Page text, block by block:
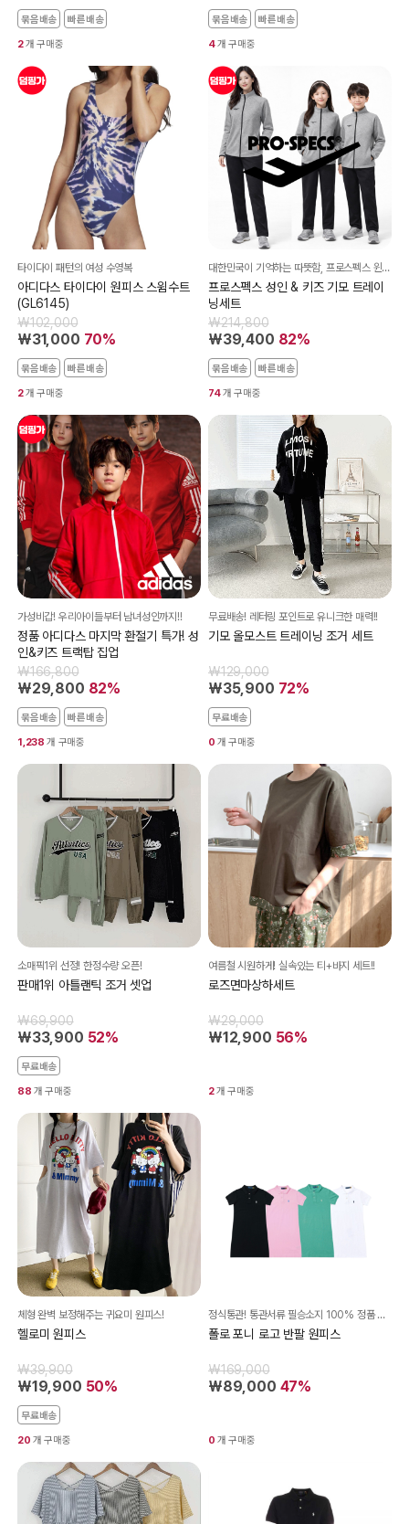
묶음배송 빠른배송
2개 구매중
묶음배송 빠른배송
4개 구매중
타이다이 패턴의 여성 수영복
아디다스 타이다이 원피스 스윔수트
(GL6145)
₩102,000
₩31,000 70%
묶음배송 빠른배송
2개 구매중
대한민국이 기억하는 따뜻함, 프로스펙스 윈터 트레이닝
프로스펙스 성인 & 키즈 기모 트레이
닝세트
₩214,800
₩39,400 82%
묶음배송 빠른배송
74개 구매중
가성비갑! 우리아이들부터 남녀성인까지!!
정품 아디다스 마지막 환절기 특가! 성
인&키즈 트랙탑 집업
₩166,800
₩29,800 82%
묶음배송 빠른배송
1,238 개 구매중
무료배송! 레터링 포인트로 유니크한 매력!!
기모 올모스트 트레이닝 조거 세트
₩129,000
₩35,900 72%
무료배송
0 개 구매중
소매픽1위 선정! 한정수량 오픈!
판매1위 아틀랜틱 조거 셋업
₩69,900
₩33,900 52%
무료배송
88 개 구매중
여름철 시원하게! 실속있는 티+바지 세트!!
로즈면마상하세트
₩29,000
₩12,900 56%
2개 구매중
체형 완벽 보정해주는 귀요미 원피스!
헬로미 원피스
₩39,900
₩19,900 50%
무료배송
20 개 구매중
정식통관! 통관서류 필승소지 100% 정품 병행 수입 정품
폴로 포니 로고 반팔 원피스
₩169,000
₩89,000 47%
0 개 구매중